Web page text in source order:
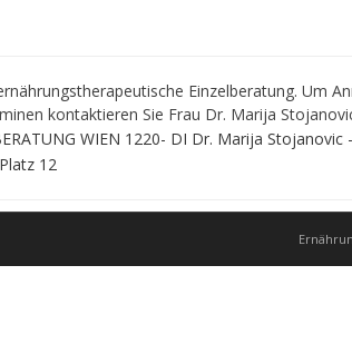
Einzelberatung. Um
kontaktieren Sie Frau Dr. Marija
WIEN 1220- DI Dr. Marija
12